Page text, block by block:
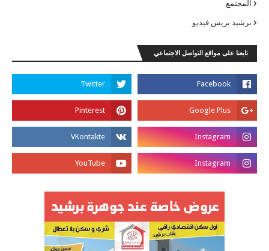
المجتمع
برشيد بريس فيديو
تابعنا على مواقع التواصل الاجتماعي